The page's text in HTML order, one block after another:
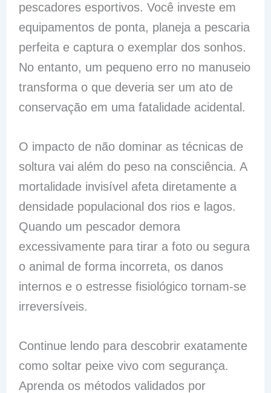
pescadores esportivos. Você investe em
equipamentos de ponta, planeja a pescaria
perfeita e captura o exemplar dos sonhos.
No entanto, um pequeno erro no manuseio
transforma o que deveria ser um ato de
conservação em uma fatalidade acidental.
O impacto de não dominar as técnicas de
soltura vai além do peso na consciência. A
mortalidade invisível afeta diretamente a
densidade populacional dos rios e lagos.
Quando um pescador demora
excessivamente para tirar a foto ou segura
o animal de forma incorreta, os danos
internos e o estresse fisiológico tornam-se
irreversíveis.
Continue lendo para descobrir exatamente
como soltar peixe vivo com segurança.
Aprenda os métodos validados por